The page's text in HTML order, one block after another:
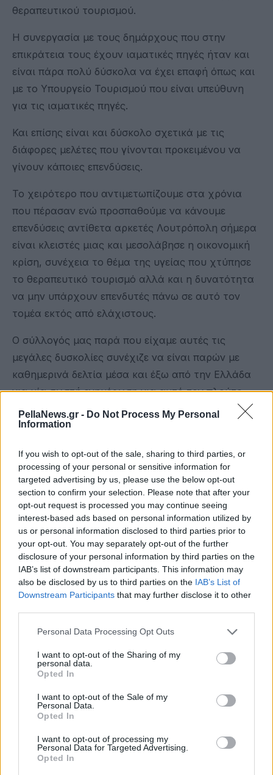
PellaNews.gr - Do Not Process My Personal
Information
If you wish to opt-out of the sale, sharing to third parties, or
processing of your personal or sensitive information for
targeted advertising by us, please use the below opt-out
section to confirm your selection. Please note that after your
opt-out request is processed you may continue seeing
interest-based ads based on personal information utilized by
us or personal information disclosed to third parties prior to
your opt-out. You may separately opt-out of the further
disclosure of your personal information by third parties on the
IAB’s list of downstream participants. This information may
also be disclosed by us to third parties on the IAB’s List of
Downstream Participants that may further disclose it to other
Personal Data Processing Opt Outs
I want to opt-out of the Sharing of my
personal data.
Opted In
I want to opt-out of the Sale of my
Personal Data.
Opted In
I want to opt-out of processing my
Personal Data for Targeted Advertising.
Opted In
θεραπευτικού τουρισμού.
Η συνεργασία με τους δημάρχους που στην
επικράτεια τους έχουν ιαματικές πηγές ήταν και
είναι πάρα πολύ δύσκολα να έχει επαφή όπως και
με το Υπουργείο Τουρισμού που είναι υπεύθυνη
για τις ιαματικές πηγές.
Και επίσης είναι και δύσκολο σχετικά με τις
διάφορες μελέτες που γίνονται προκειμένου να
γίνουν κάποιες επενδύσεις.
Το χειρότερο που αντιμετωπίζουμε στα χρόνια
που πέρασαν ενώ προσπαθούμε να κάνουμε
επενδύσεις αντίθετα αρκετές Λουτρόπολη σήμερα
είναι κλειστές μιας και μεσολάβησε η οικονομική
κρίση, συνέχεια το θέμα της υγείας που χτύπησε
το θεραπευτικό τουρισμό αλλά και η δυνατότητα
να μην υπάρχουν επενδυτές πάνω σε αυτό τον
τομέα εκτός από ελάχιστους.
Ο σύλλογός μας παρά που είχαμε αυτές τις
μεγάλες δυσκολίες συνέχιζε να είναι παρών με
καθημερινά δελτία μέσα και έξω από την Ελλάδα
για μία σωστή ενημέρωση για αυτό τον πλούτο
της χώρας μας.
ιαματικών πηγών με έδρα τις Βρυξέλες αλλά δεν
μπορούμε να συμμετέχουμε σαν σύλλογός για
λόγους οικονομίας σε διάφορα συνέδρια όπως
αυτό που έγινε πρόσφατα στην Σλοβακία
Προσπαθούμε να βρούμε χώρους για συνεδρίαση
και τα καταφέραμε συνεδριάσαμε τέσσερις φορές
στη Θέρμη Θεσσαλονίκης τρεις φορές στο Καφέ
του Βασιλικού θεάτρου- τρεις φορές
συνεδριάσαμε στα λουτρά της Θέρμης στο χώρο
των 500 στρεμμάτων προκειμένου να προβάλουμε
την ανάπτυξη του κάτι που δεν έγινε.
Συνεδριάσαμε δύο φορές σε αίθουσα του ΟΣΕ σε
Vip αίθουσα και τελευταία μας Συνεδρίαση για
λόγους ιστορικούς ήτανε στα γραφεία του
συλλόγου στην Ιβήριδος 9 και αυτό το
ο χώρος είναι μικρός